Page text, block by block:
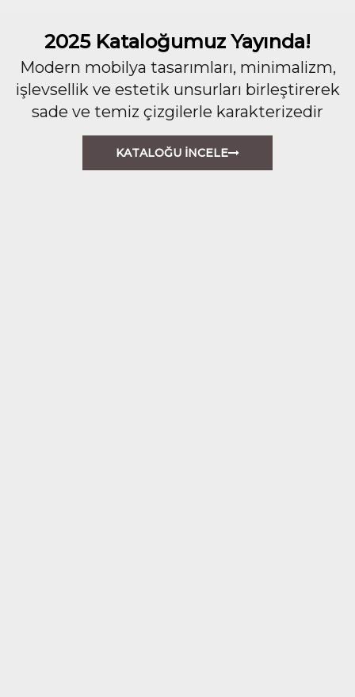
2025 Kataloğumuz Yayında!
Modern mobilya tasarımları, minimalizm,
işlevsellik ve estetik unsurları birleştirerek
sade ve temiz çizgilerle karakterizedir
KATALOĞU İNCELE